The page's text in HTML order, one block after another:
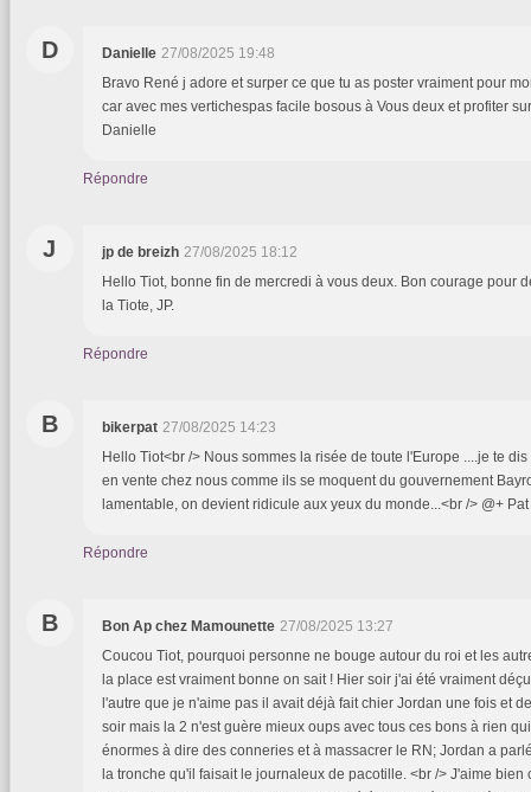
D Danielle 27/08/2025 19:48
Bravo René j adore et surper ce que tu as poster vraiment pour
car avec mes vertichespas facile bosous à Vous deux et profiter
Danielle
Répondre
J jp de breizh 27/08/2025 18:12
Hello Tiot, bonne fin de mercredi à vous deux. Bon courage pour
la Tiote, JP.
Répondre
B bikerpat 27/08/2025 14:23
Hello Tiot<br /> Nous sommes la risée de toute l'Europe ....je te
en vente chez nous comme ils se moquent du gouvernement
lamentable, on devient ridicule aux yeux du monde...<br /> @+ Pat
Répondre
B Bon Ap chez Mamounette 27/08/2025 13:27
Coucou Tiot, pourquoi personne ne bouge autour du roi et les
la place est vraiment bonne on sait ! Hier soir j'ai été vraiment
l'autre que je n'aime pas il avait déjà fait chier Jordan une fois et
soir mais la 2 n'est guère mieux oups avec tous ces bons à rien
énormes à dire des conneries et à massacrer le RN; Jordan a
la tronche qu'il faisait le journaleux de pacotille. <br /> J'aime bien